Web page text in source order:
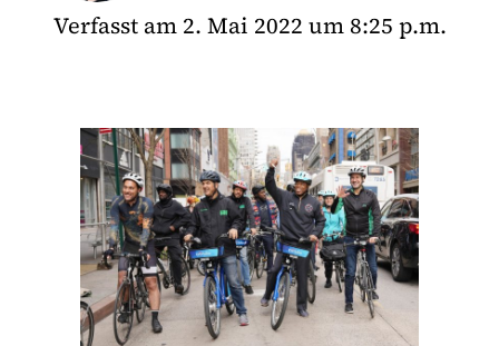
Verfasst am 2. Mai 2022 um 8:25 p.m.